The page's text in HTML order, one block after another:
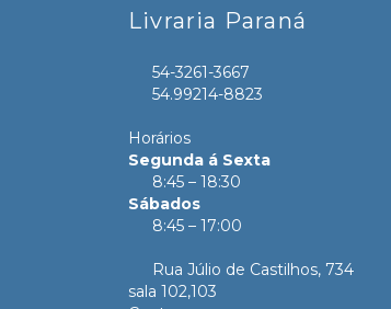
Livraria Paraná
54-3261-3667
54.99214-8823
Horários
Segunda á Sexta
8:45 – 18:30
Sábados
8:45 – 17:00
Rua Júlio de Castilhos, 734
sala 102,103